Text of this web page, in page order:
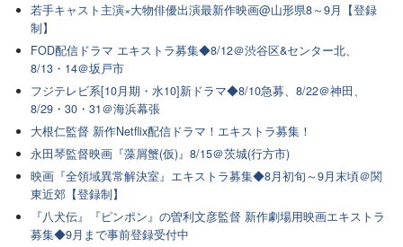
若手キャスト主演×大物俳優出演最新作映画@山形県8～9月【登録
制】
FOD配信ドラマ エキストラ募集◆8/12＠渋谷区&センター北、
8/13・14＠坂戸市
フジテレビ系[10月期・水10]新ドラマ◆8/10急募、8/22＠神田、
8/29・30・31＠海浜幕張
大根仁監督 新作Netflix配信ドラマ！エキストラ募集！
永田琴監督映画『藻屑蟹(仮)』8/15＠茨城(行方市)
映画『全領域異常解決室』エキストラ募集◆8月初旬～9月末頃＠関
東近郊【登録制】
『八犬伝』『ピンポン』の曽利文彦監督 新作劇場用映画エキストラ
募集◆9月まで事前登録受付中